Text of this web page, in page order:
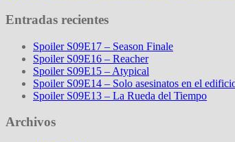
Entradas recientes
Spoiler S09E17 – Season Finale
Spoiler S09E16 – Reacher
Spoiler S09E15 – Atypical
Spoiler S09E14 – Solo asesinatos en el
Spoiler S09E13 – La Rueda del Tiempo
Archivos